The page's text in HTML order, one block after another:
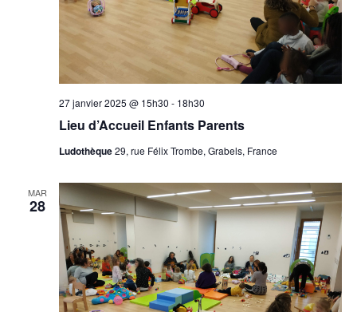
Lieu d’Accueil Enfants Parents
27 janvier 2025 @ 15h30 - 18h30
Ludothèque29, rue Félix Trombe, Grabels, France
MAR
28